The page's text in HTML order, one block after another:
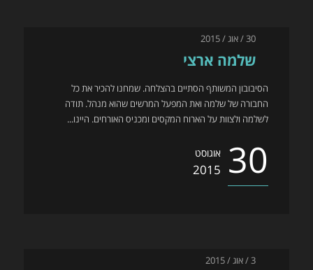
30 / אוג / 2015
שלמה ארצי
הסיבובון המשותף הסתיים בהצלחה. שמחנו להכיר את כל
החבורה של שלמה ואת המפעל המרשים שהוא מנהל. תודה
לשלמה ולצוות על הארוח המקסים ומכניס האורחים. היינו...
30 אוגוסט
2015
3 / אוג / 2015